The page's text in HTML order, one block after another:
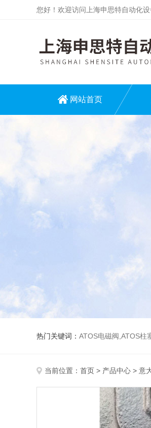
您好！欢迎访问上海申思特自动化设
网站首页
热门关键词： ATOS电磁阀,ATOS柱
当前位置： 首页 > 产品中心 > 意